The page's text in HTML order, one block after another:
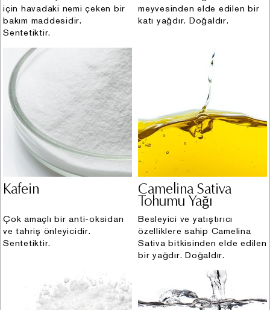
için havadaki nemi çeken bir
bakım maddesidir.
Sentetiktir.
meyvesinden elde edilen bir
katı yağdır. Doğaldır.
Kafein
Çok amaçlı bir anti-oksidan
ve tahriş önleyicidir.
Sentetiktir.
Camelina Sativa
Tohumu Yağı
Besleyici ve yatıştırıcı
özelliklere sahip Camelina
Sativa bitkisinden elde edilen
bir yağdır. Doğaldır.
iv. Bir sözleşmenin kurulması veya ifasıyla ilgili olarak
kişisel veri işlenmesi,
zorunlu olması,
vi. İlgili kişinin kendisi tarafından alenileştirilmiş olması,
vii. Bir hakkın tesisi, kullanılması veya korunması için
veri işlemenin zorunlu olması, ve
viii. Sizlerin temel hak ve özgürlüklerine zarar vermemek
kaydıyla, meşru menfaatlerimiz için zorunlu olması.
3. Toplanan Kişisel Verileriniz
Sizlerden topladığımız Kişisel Veriler aşağıda Bölüm
4'te belirttiğimiz işleme amaçlarıyla orantılı olarak
işlediğimiz verilerinizdir.
4. Kişisel Verilerin Hangi Amaçla
Kişisel Verileriniz aşağıdaki amaçlar dahilinde açık
rızanıza binaen veya KVKK kapsamında hukuken izin